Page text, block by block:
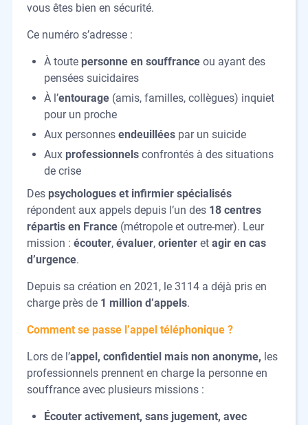
vous êtes bien en sécurité.
Ce numéro s’adresse :
À toute personne en souffranceou ayant des
pensées suicidaires
À l’entourage (amis, familles, collègues) inquiet
pour un proche
Aux personnes endeuilléespar un suicide
Aux professionnels confrontés à des situations
de crise
Des psychologues et infirmier spécialisés
répondent aux appels depuis l’un des 18 centres
répartis en France(métropole et outre-mer). Leur
mission : écouter, évaluer, orienteret agir en cas
d’urgence.
Depuis sa création en 2021, le 3114 a déjà pris en
charge près de 1 million d’appels.
Comment se passe l’appel téléphonique ?
Lors de l’appel, confidentiel mais non anonyme, les
professionnels prennent en charge la personne en
souffrance avec plusieurs missions :
Écouter activement, sans jugement, avec